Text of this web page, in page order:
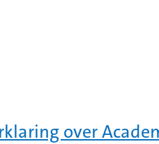
over